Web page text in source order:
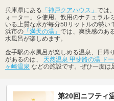
兵庫県にある 「神戸クアハウス」 では
ォーター」を使用。飲用のナチュラル
いる上質な水が毎分50リットルの勢
浜市の 「満天の湯」 では、爽快感のあ
水風呂が楽しめます。
金手駅の水風呂が楽しめる温泉、日帰
があるのは、 天然温泉 甲斐路の湯 ド
ヶ崎温泉 などの施設です。ぜひ一度は
第20回ニフティ